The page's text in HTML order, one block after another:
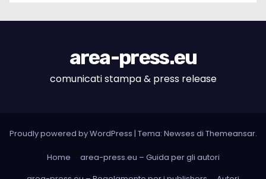
area-press.eu
comunicati stampa & press release
Proudly powered by WordPress | Tema: Newses di Themeansar.
Home
area-press.eu – Guida per gli autori